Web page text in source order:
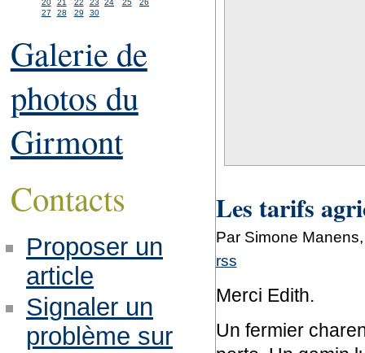
Les tarifs
Par Simone
rss
Merci Edith.
Un fermier
20
21 22 23 24 25
26
27
28 29 30
Galerie de
photos du
Girmont
Contacts
Proposer un
article
Signaler un
problème sur